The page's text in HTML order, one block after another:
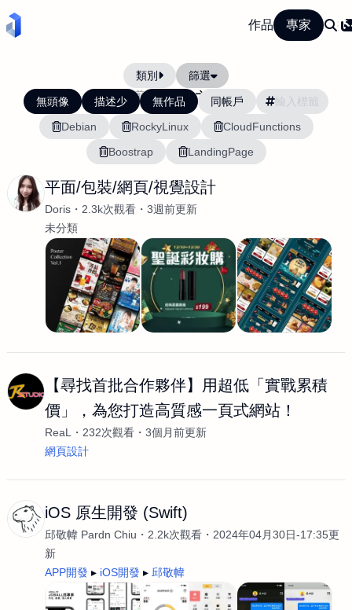
作品 專家
類別 篩選
當前排序: 最新 最舊
無頭像 描述少 無作品
同帳戶
Debian
RockyLinux
CloudFunctions
Boostrap
LandingPage
平面/包裝/網頁/視覺設計
Doris 2.3k次觀看
3週前更新
未分類
【尋找首批合作夥伴】用超低「實戰累積
價」，為您打造高質感一頁式網站！
ReaL 232次觀看
3個月前更新
網頁設計
iOS 原生開發 (Swift)
邱敬幃 Pardn Chiu 2.2k次觀看
2024年04月30日-17:35更
新
APP開發
iOS開發 邱敬幃